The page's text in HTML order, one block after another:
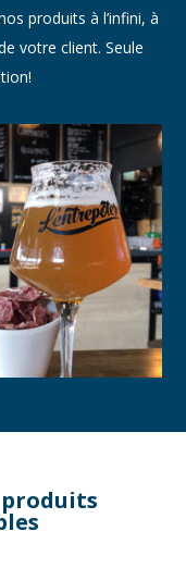
produits à l’infini, à
votre client. Seule